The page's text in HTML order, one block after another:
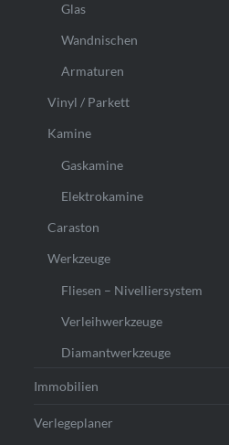
Glas
Wandnischen
Armaturen
Vinyl / Parkett
Kamine
Gaskamine
Elektrokamine
Caraston
Werkzeuge
Fliesen – Nivelliersystem
Verleihwerkzeuge
Diamantwerkzeuge
Immobilien
Verlegeplaner